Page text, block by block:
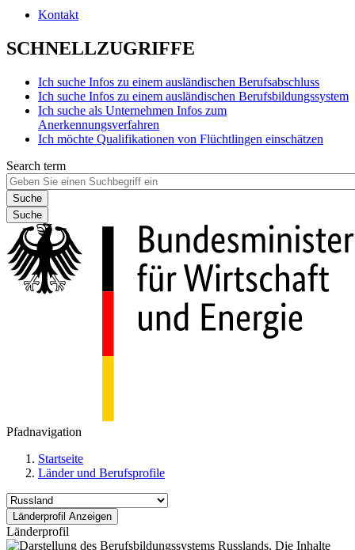
Kontakt
SCHNELLZUGRIFFE
Ich suche Infos zu einem ausländischen Berufsabschluss
Ich suche Infos zu einem ausländischen Berufsbildungssystem
Ich suche als Unternehmen Infos zum
Anerkennungsverfahren
Ich möchte Qualifikationen von Flüchtlingen einschätzen
Search term
Suche
Pfadnavigation
Startseite
Länder und Berufsprofile
Länderprofil